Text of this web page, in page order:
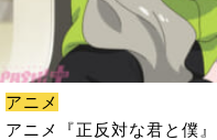
アニメ
アニメ『正反対な君と僕